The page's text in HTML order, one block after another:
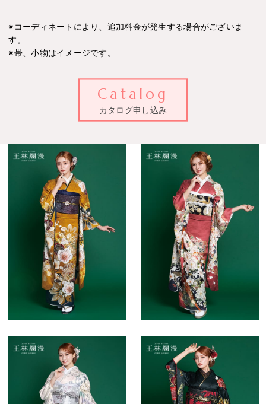
※コーディネートにより、追加料金が発生する場合がございま
す。
※帯、小物はイメージです。
Catalog
カタログ申し込み